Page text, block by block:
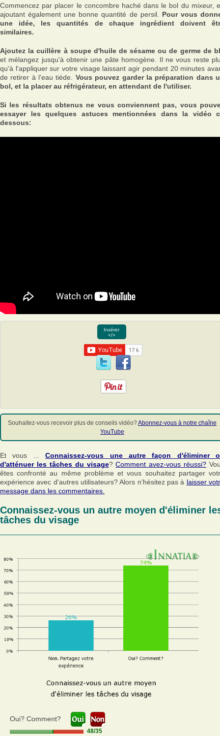
Commencez par placer le concombre haché dans le bol du mixeur,
ajoutant également une bonne quantité de persil. Pour vous
une idée, les quantités de chaque ingrédient doivent
similaires.
Ajoutez la cuillère à soupe d'huile de sésame ou de germe de
et mélangez jusqu'à obtenir une pâte homogène. Il ne vous reste
qu'à l'appliquer sur votre visage laissant agir pendant 20 minutes
de retirer à l'eau tiède. Vous pouvez garder la préparation dans
bol, et la placer au réfrigérateur, en attendant de l'utiliser.
Si les résultats obtenus ne vous conviennent pas, vous
essayer les quelques astuces mentionnées dans la vidéo
dessous:
Insérer
</>
Souhaitez-vous recevoir plus de conseils vidéo?Abonnez-vous à notre chaîne
YouTube
Et vous ...Connaissez-vous une autre façon d'éliminer
d'atténuer les tâches du visage?Comment avez-vous réussi?
êtes confronté au même problème et vous souhaitez partager
expérience avec d'autres utilisateurs? Alors n'hésitez pas à laisser
message dans les commentaires.
Connaissez-vous un autre moyen d'éliminer
tâches du visage
Oui? Comment?
48/35